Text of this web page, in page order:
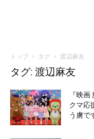
トップ タグ 渡辺麻友
タグ: 渡辺麻友
『映
クマ応
う虜で